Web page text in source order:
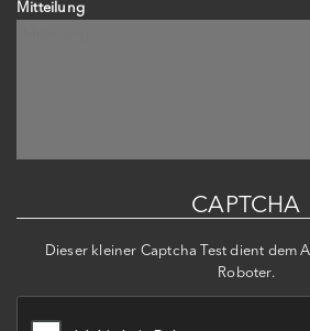
Mitteilung
CAPTCHA
Dieser kleiner Captcha Test dient dem
Roboter.